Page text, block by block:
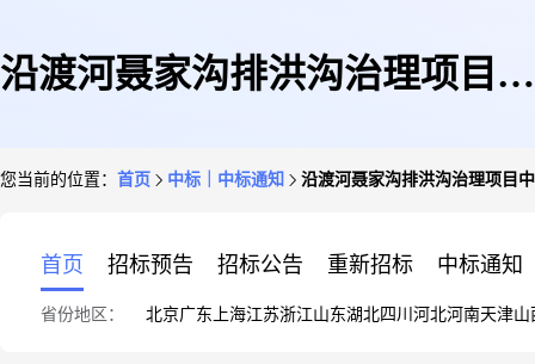
沿渡河聂家沟排洪沟治理项目中
您当前的位置： 首页 中标｜中标通知 沿渡河聂家沟排洪沟治理项目
首页 招标预告 招标公告 重新招标 中标通知
省份地区： 北京广东 上海江苏浙江山东湖北四川 河北河南天津山